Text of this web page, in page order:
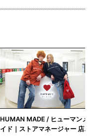
HUMAN MADE / ヒューマンメ
イド｜ストアマネージャー 店長